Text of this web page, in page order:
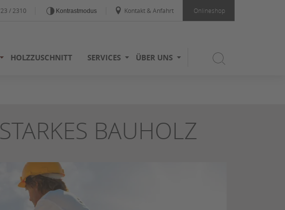
/ 2310 Kontrastmodus Kontakt & Anfahrt Onlineshop
HOLZZUSCHNITT SERVICES ÜBER UNS
BAUHOLZ